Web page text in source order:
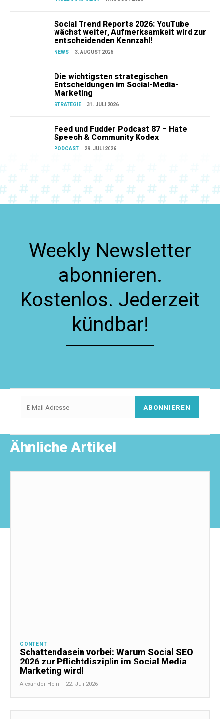
Social Trend Reports 2026: YouTube
wächst weiter, Aufmerksamkeit wird zur
entscheidenden Kennzahl!
NEWS 3. AUGUST 2026
Die wichtigsten strategischen
Entscheidungen im Social-Media-
Marketing
STRATEGIE 31. JULI 2026
Feed und Fudder Podcast 87 – Hate
Speech & Community Kodex
PODCAST 29. JULI 2026
Weekly Newsletter
abonnieren.
Kostenlos. Jederzeit
kündbar!
ABONNIEREN
Ähnliche Artikel
CONTENT
Schattendasein vorbei: Warum Social SEO
2026 zur Pflichtdisziplin im Social Media
Marketing wird!
Alexander Hein - 22. Juli 2026